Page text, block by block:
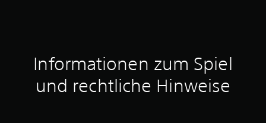
u
s
Informationen zum Spiel
und rechtliche Hinweise